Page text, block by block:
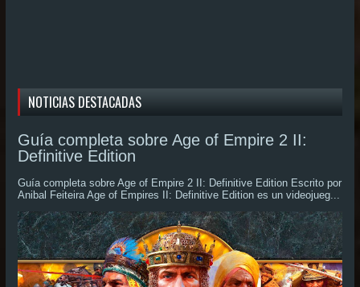
NOTICIAS DESTACADAS
Guía completa sobre Age of Empire 2 II:
Definitive Edition
Guía completa sobre Age of Empire 2 II: Definitive Edition Escrito por
Anibal Feiteira Age of Empires II: Definitive Edition es un videojueg...